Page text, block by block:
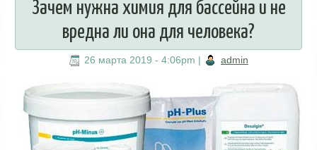
Зачем нужна химия для бассейна и не
вредна ли она для человека?
26 марта 2019 - 4:06pm | admin